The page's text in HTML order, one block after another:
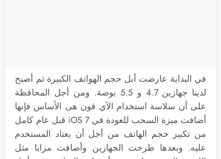
في البداية عارضت أبل حجم الهواتف الكبيرة ثم أصبح
لدينا جهازين 4.7 و 5.5 بوصة. ومن أجل المحافظة
على أن سلاسة استخدام الآي فون هى الأساس فإنها
أضافت ميزة السحب للعودة في iOS 7 قبل عام كامل
من تكبير حجم الهاتف من أجل أن يعتاد المستخدم
عليه. وبعدها طرحت الجهازين وأضافت مزايا مثل